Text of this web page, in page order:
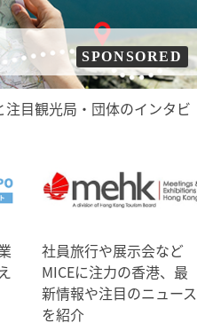
SPONSORED
目観光局・団体のインタビ
社員旅行や展示会など
MICEに注力の香港、最
新情報や注目のニュース
を紹介